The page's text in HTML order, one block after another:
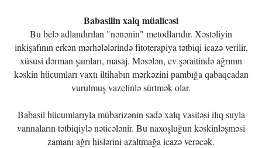
Babasilin xalq müalicəsi
Bu belə adlandırılan "nənənin" metodlarıdır. Xəstəliyin
inkişafının erkən mərhələlərində fitoterapiya tətbiqi icazə verilir,
xüsusi dərman şamları, masaj. Məsələn, ev şəraitində ağrının
kəskin hücumları vaxtı iltihabın mərkəzini pambığa qabaqcadan
vurulmuş vazelinlə sürtmək olar.
Babasil hücumlarıyla mübarizənin sadə xalq vasitəsi ilıq suyla
vannaların tətbiqiylə nəticələnir. Bu naxoşluğun kəskinləşməsi
zamanı ağrı hislərini azaltmağa icazə verəcək.